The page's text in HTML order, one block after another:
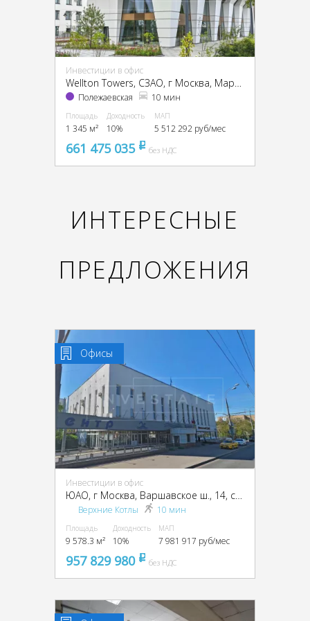
Инвестиции в офис
Wellton Towers, CЗАО, г Москва, Маршала Жукова пр-т, 39
Полежаевская 10 мин
Площадь
1 345 м²
Доходность
10%
МАП
5 512 292 руб/мес
661 475 035 pуббез НДС
ИНТЕРЕСНЫЕ
ПРЕДЛОЖЕНИЯ
Офисы
Инвестиции в офис
Верхние Котлы 10 мин
Площадь
9 578.3 м²
Доходность
10%
МАП
7 981 917 руб/мес
957 829 980 pуббез НДС